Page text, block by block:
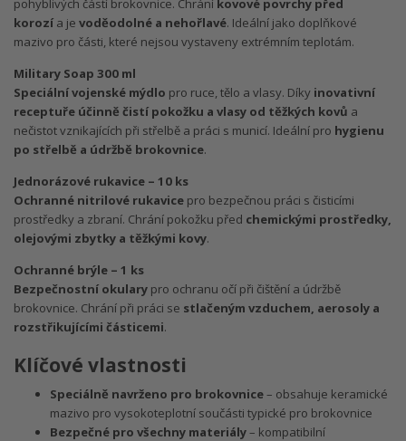
pohyblivých částí brokovnice. Chrání kovové povrchy před
korozí a je voděodolné a nehořlavé. Ideální jako doplňkové
mazivo pro části, které nejsou vystaveny extrémním teplotám.
Military Soap 300 ml
Speciální vojenské mýdlo pro ruce, tělo a vlasy. Díky inovativní
receptuře účinně čistí pokožku a vlasy od těžkých kovů a
nečistot vznikajících při střelbě a práci s municí. Ideální pro hygienu
po střelbě a údržbě brokovnice.
Jednorázové rukavice – 10 ks
Ochranné nitrilové rukavice pro bezpečnou práci s čisticími
prostředky a zbraní. Chrání pokožku před chemickými prostředky,
olejovými zbytky a těžkými kovy.
Ochranné brýle – 1 ks
Bezpečnostní okulary pro ochranu očí při čištění a údržbě
brokovnice. Chrání při práci se stlačeným vzduchem, aerosoly a
rozstřikujícími částicemi.
Klíčové vlastnosti
Speciálně navrženo pro brokovnice– obsahuje keramické
mazivo pro vysokoteplotní součásti typické pro brokovnice
Bezpečné pro všechny materiály– kompatibilní